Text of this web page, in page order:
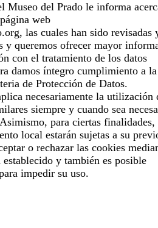
Museo del Prado le informa
web
las cuales han sido revisadas
y queremos ofrecer mayor
con el tratamiento de los datos
damos íntegro cumplimiento a la
de Protección de Datos.
necesariamente la utilización
siempre y cuando sea
para ciertas finalidades,
local estarán sujetas a su
o rechazar las cookies
y también es posible
impedir su uso.